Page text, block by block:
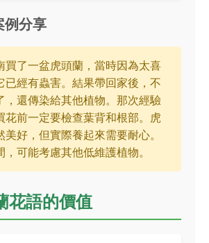
例分享
買了一盆虎頭蘭，當時因為太喜
已經有蟲害。結果帶回家後，不
，還傳染給其他植物。那次經驗
花前一定要檢查葉背和根部。虎
好，但實際養起來需要耐心。
可能考慮其他低維護植物。
花語的價值